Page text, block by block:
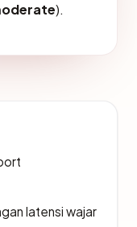
).
latensi wajar